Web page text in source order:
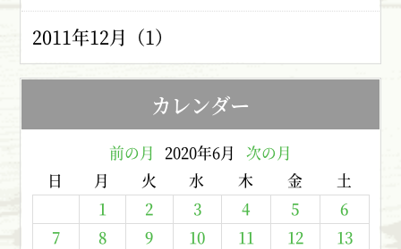
2011年12月（1）
カレンダー
前の月 2020年6月
次の月
日
月 火 水 木 金
土
1
2 3 4 5
6
7
8 9 10 11 12
13